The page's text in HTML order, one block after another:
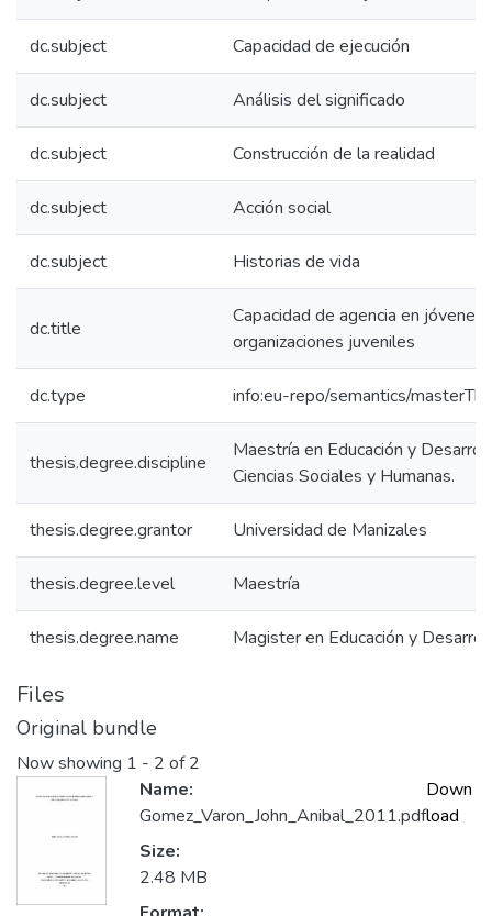
dc.subject Capacidad de ejecución
dc.subject Análisis del significado
dc.subject Construcción de la realidad
dc.subject Acción social
dc.subject Historias de vida
dc.title
Capacidad de agencia en jóvenes
organizaciones juveniles
dc.type info:eu-repo/semantics/
thesis.degree.discipline
Maestría en Educación y
Ciencias Sociales y Humanas.
thesis.degree.grantor Universidad de Manizales
thesis.degree.level Maestría
thesis.degree.name Magister en Educación y
Files
Original bundle
Now showing 1 - 2 of 2
Name:
Gomez_Varon_John_Anibal_2011.pdf
Size:
2.48 MB
Down
load